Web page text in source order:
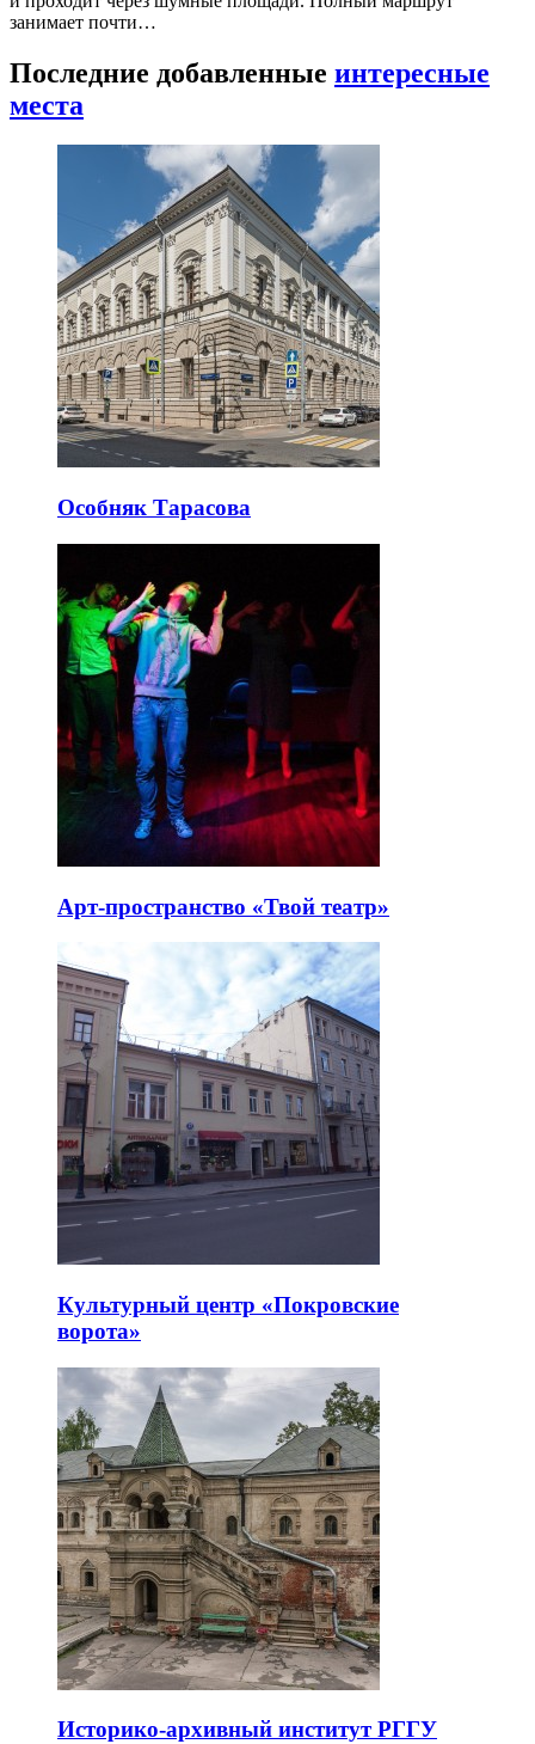
занимает почти…
Последние добавленные интересные
места
Особняк Тарасова
Арт-пространство «Твой театр»
Культурный центр «Покровские
ворота»
Историко-архивный институт РГГУ